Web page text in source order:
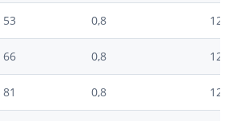
53 0,8 12
66 0,8 12
81 0,8 12